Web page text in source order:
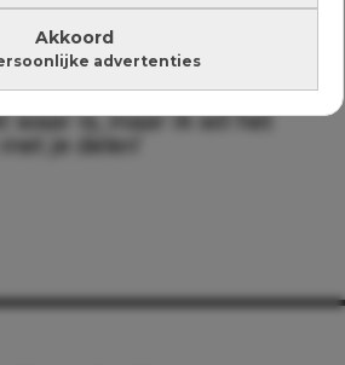
Akkoord
advertenties
& MAUD
& Maud: ‘Ik weet niet zeker
waar is, maar ik wil het
je delen’